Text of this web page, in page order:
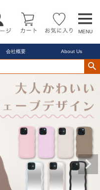
MENU
会社概要 About Us